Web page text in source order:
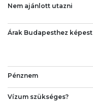
Nem ajánlott utazni
Árak Budapesthez képest
Pénznem
Vízum szükséges?